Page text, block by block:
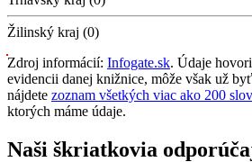
Žilinský kraj (0)
Zdroj informácií: Infogate.sk. Údaje
evidencii danej knižnice, môže však už
nájdete zoznam všetkých viac ako 200
ktorých máme údaje.
Naši škriatkovia